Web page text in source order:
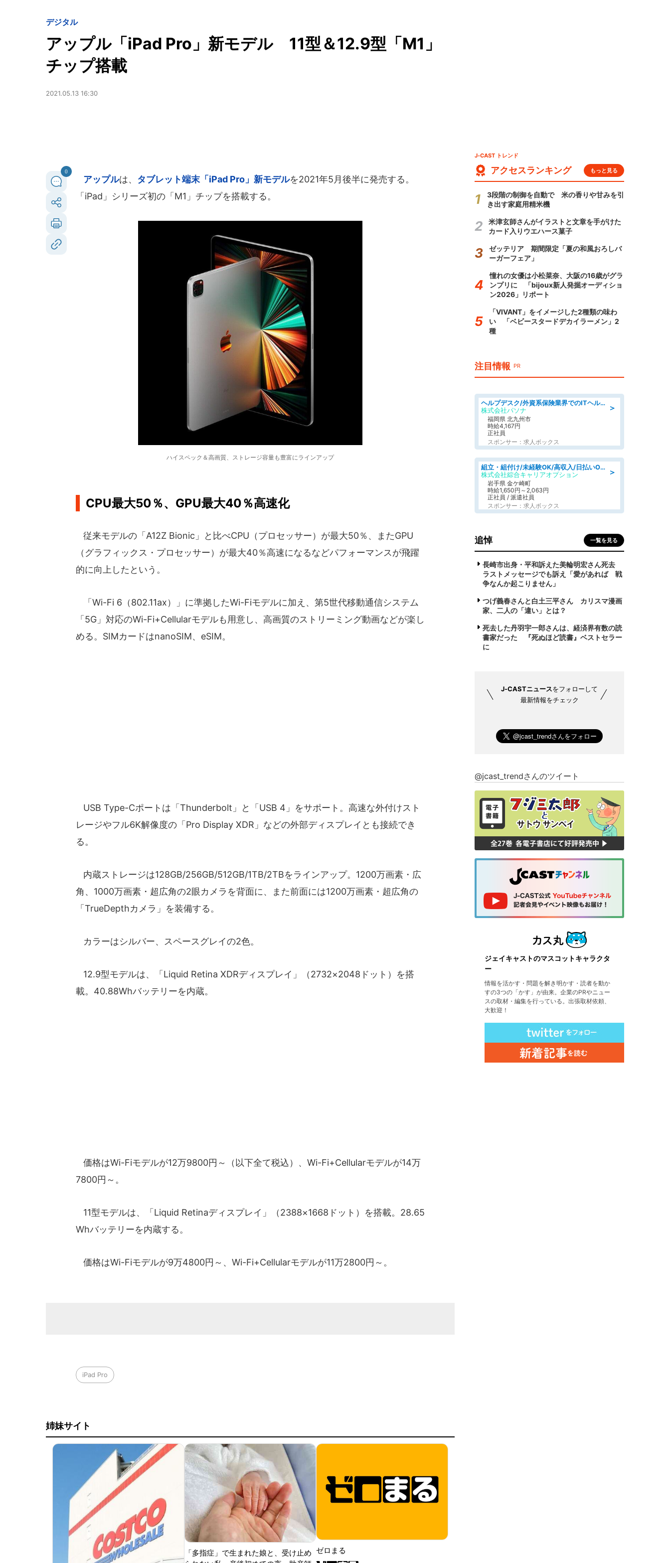
デジタル
アップル「iPad Pro」新モデル 11型＆12.9型「M1」
チップ搭載
2021.05.13 16:30
0
アップルは、 タブレット端末「iPad Pro」新モデルを2021年5月後半に発売する。
「iPad」シリーズ初の「M1」チップを搭載する。
ハイスペック＆高画質、ストレージ容量も豊富にラインアップ
CPU最大50％、GPU最大40％高速化
従来モデルの「A12Z Bionic」と比べCPU（プロセッサー）が最大50％、またGPU
（グラフィックス・プロセッサー）が最大40％高速になるなどパフォーマンスが飛躍
的に向上したという。
「Wi-Fi 6（802.11ax）」に準拠したWi-Fiモデルに加え、第5世代移動通信システム
「5G」対応のWi-Fi+Cellularモデルも用意し、高画質のストリーミング動画などが楽し
める。SIMカードはnanoSIM、eSIM。
USB Type-Cポートは「Thunderbolt」と「USB 4」をサポート。高速な外付けスト
レージやフル6K解像度の「Pro Display XDR」などの外部ディスプレイとも接続でき
る。
内蔵ストレージは128GB/256GB/512GB/1TB/2TBをラインアップ。1200万画素・広
角、1000万画素・超広角の2眼カメラを背面に、また前面には1200万画素・超広角の
「TrueDepthカメラ」を装備する。
カラーはシルバー、スペースグレイの2色。
12.9型モデルは、「Liquid Retina XDRディスプレイ」（2732×2048ドット）を搭
載。40.88Whバッテリーを内蔵。
価格はWi-Fiモデルが12万9800円～（以下全て税込）、Wi-Fi+Cellularモデルが14万
7800円～。
11型モデルは、「Liquid Retinaディスプレイ」（2388×1668ドット）を搭載。28.65
Whバッテリーを内蔵する。
価格はWi-Fiモデルが9万4800円～、Wi-Fi+Cellularモデルが11万2800円～。
iPad Pro
姉妹サイト
「多指症」で生まれた娘と、受け止め ゼロまる
J-CAST トレンド
アクセスランキング もっと見る
3段階の制御を自動で 米の香りや甘みを引
き出す家庭用精米機
米津玄師さんがイラストと文章を手がけた
カード入りウエハース菓子
ゼッテリア 期間限定「夏の和風おろしバ
ーガーフェア」
憧れの女優は小松菜奈、大阪の16歳がグラ
ンプリに 「bijoux新人発掘オーディショ
ン2026」リポート
「VIVANT」をイメージした2種類の味わ
い 「ベビースタードデカイラーメン」2
種
注目情報 PR
＞
ヘルプデスク/外資系保険業界でのITヘルプデスク業務/駅近/即日勤務可/ヘルプデスク
株式会社パソナ
福岡県 北九州市
時給4,167円
正社員
スポンサー：求人ボックス
＞
組立・組付け/未経験OK/高収入/日払いOK/交替制/20・30・40代活躍中
株式会社綜合キャリアオプション
岩手県 金ケ崎町
時給1,650円～2,063円
正社員 / 派遣社員
スポンサー：求人ボックス
追悼 一覧を見る
長崎市出身・平和訴えた美輪明宏さん死去
ラストメッセージでも訴え「愛があれば 戦
争なんか起こりません」
つげ義春さんと白土三平さん カリスマ漫画
家、二人の「違い」とは？
死去した丹羽宇一郎さんは、経済界有数の読
書家だった 『死ぬほど読書』ベストセラー
に
J-CASTニュースをフォローして
最新情報をチェック
@jcast_trendさんのツイート
ジェイキャストのマスコットキャラクタ
ー
情報を活かす・問題を解き明かす・読者を動か
すの3つの「かす」が由来。企業のPRやニュー
スの取材・編集を行っている。出張取材依頼、
大歓迎！